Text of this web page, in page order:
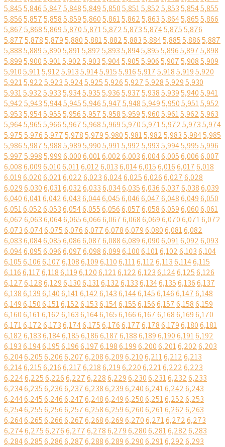
5,8455,8465,8475,8485,8495,8505,8515,8525,8535,8545,855
5,8565,8575,8585,8595,8605,8615,8625,8635,8645,8655,866
5,8675,8685,8695,8705,8715,8725,8735,8745,8755,876
5,8775,8785,8795,8805,8815,8825,8835,8845,8855,8865,887
5,8885,8895,8905,8915,8925,8935,8945,8955,8965,8975,898
5,8995,9005,9015,9025,9035,9045,9055,9065,9075,9085,909
5,9105,9115,9125,9135,9145,9155,9165,9175,9185,9195,920
5,9215,9225,9235,9245,9255,9265,9275,9285,9295,930
5,9315,9325,9335,9345,9355,9365,9375,9385,9395,9405,941
5,9425,9435,9445,9455,9465,9475,9485,9495,9505,9515,952
5,9535,9545,9555,9565,9575,9585,9595,9605,9615,9625,963
5,9645,9655,9665,9675,9685,9695,9705,9715,9725,9735,974
5,9755,9765,9775,9785,9795,9805,9815,9825,9835,9845,985
5,9865,9875,9885,9895,9905,9915,9925,9935,9945,9955,996
5,9975,9985,9996,0006,0016,0026,0036,0046,0056,0066,007
6,0086,0096,0106,0116,0126,0136,0146,0156,0166,0176,018
6,0196,0206,0216,0226,0236,0246,0256,0266,0276,028
6,0296,0306,0316,0326,0336,0346,0356,0366,0376,0386,039
6,0406,0416,0426,0436,0446,0456,0466,0476,0486,0496,050
6,0516,0526,0536,0546,0556,0566,0576,0586,0596,0606,061
6,0626,0636,0646,0656,0666,0676,0686,0696,0706,0716,072
6,0736,0746,0756,0766,0776,0786,0796,0806,0816,082
6,0836,0846,0856,0866,0876,0886,0896,0906,0916,0926,093
6,0946,0956,0966,0976,0986,0996,1006,1016,1026,1036,104
6,1056,1066,1076,1086,1096,1106,1116,1126,1136,1146,115
6,1166,1176,1186,1196,1206,1216,1226,1236,1246,1256,126
6,1276,1286,1296,1306,1316,1326,1336,1346,1356,1366,137
6,1386,1396,1406,1416,1426,1436,1446,1456,1466,1476,148
6,1496,1506,1516,1526,1536,1546,1556,1566,1576,1586,159
6,1606,1616,1626,1636,1646,1656,1666,1676,1686,1696,170
6,1716,1726,1736,1746,1756,1766,1776,1786,1796,1806,181
6,1826,1836,1846,1856,1866,1876,1886,1896,1906,1916,192
6,1936,1946,1956,1966,1976,1986,1996,2006,2016,2026,203
6,2046,2056,2066,2076,2086,2096,2106,2116,2126,213
6,2146,2156,2166,2176,2186,2196,2206,2216,2226,223
6,2246,2256,2266,2276,2286,2296,2306,2316,2326,233
6,2346,2356,2366,2376,2386,2396,2406,2416,2426,243
6,2446,2456,2466,2476,2486,2496,2506,2516,2526,253
6,2546,2556,2566,2576,2586,2596,2606,2616,2626,263
6,2646,2656,2666,2676,2686,2696,2706,2716,2726,273
6,2746,2756,2766,2776,2786,2796,2806,2816,2826,283
6,2846,2856,2866,2876,2886,2896,2906,2916,2926,293